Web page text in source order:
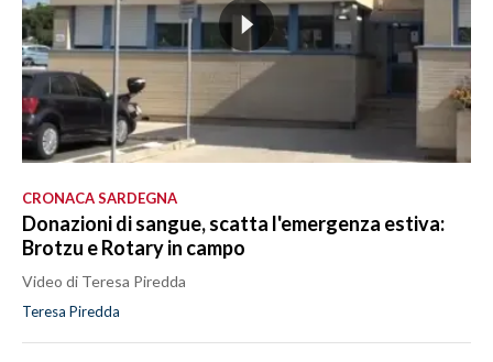
CRONACA SARDEGNA
Donazioni di sangue, scatta l'emergenza estiva:
Brotzu e Rotary in campo
Video di Teresa Piredda
Teresa Piredda